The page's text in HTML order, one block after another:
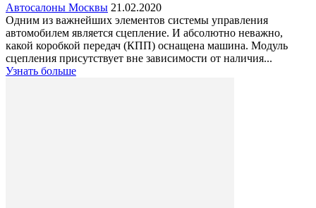
Автосалоны Москвы 21.02.2020
Одним из важнейших элементов системы управления
автомобилем является сцепление. И абсолютно неважно,
какой коробкой передач (КПП) оснащена машина. Модуль
сцепления присутствует вне зависимости от наличия...
Узнать больше